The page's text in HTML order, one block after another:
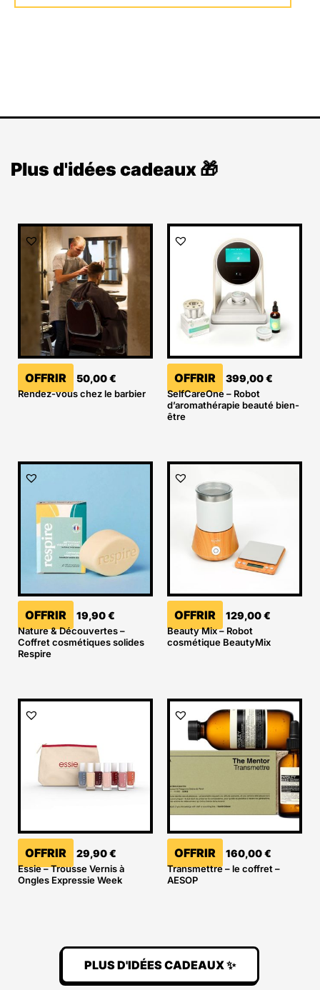
Plus d'idées cadeaux 🎁
OFFRIR 50,00€
Rendez-vous chez le barbier
OFFRIR 399,00€
SelfCareOne – Robot
d’aromathérapie beauté bien-
être
OFFRIR 19,90€
Nature & Découvertes –
Coffret cosmétiques solides
Respire
OFFRIR 129,00€
Beauty Mix – Robot
cosmétique BeautyMix
OFFRIR 29,90€
Essie – Trousse Vernis à
Ongles Expressie Week
OFFRIR 160,00€
Transmettre – le coffret –
AESOP
PLUS D'IDÉES CADEAUX ✨